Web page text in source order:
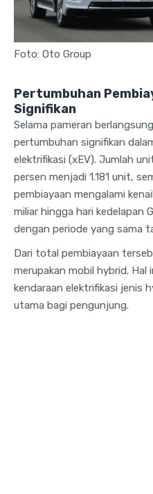
Foto: Oto Group
Pertumbuhan
Signifikan
Selama pameran
pertumbuhan signifikan
elektrifikasi (xEV). Jumlah
persen menjadi 1.181 unit,
pembiayaan mengalami
miliar hingga hari kedelapan
dengan periode yang sama
Dari total pembiayaan
merupakan mobil hybrid. Hal
kendaraan elektrifikasi jenis
utama bagi pengunjung.